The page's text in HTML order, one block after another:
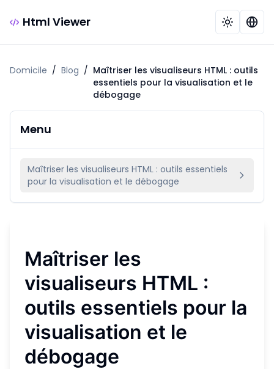
Html Viewer
Domicile / Blog / Maîtriser les visualiseurs HTML : outils
essentiels pour la visualisation et le
débogage
Menu
Maîtriser les visualiseurs HTML : outils essentiels
pour la visualisation et le débogage
Maîtriser les
visualiseurs HTML :
outils essentiels pour la
visualisation et le
débogage